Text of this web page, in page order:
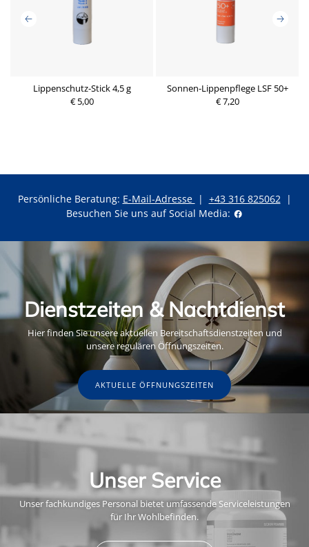
Lippenschutz-Stick 4,5 g
€ 5,00
Sonnen-Lippenpflege LSF 50+
€ 7,20
Persönliche Beratung: E-Mail-Adresse | +43 316 825062|
Besuchen Sie uns auf Social Media:
Dienstzeiten & Nachtdienst
Hier finden Sie unsere aktuellen Bereitschaftsdienstzeiten und
unsere regulären Öffnungszeiten.
AKTUELLE ÖFFNUNGSZEITEN
Unser Service
Unser fachkundiges Personal bietet umfassende Serviceleistungen
für Ihr Wohlbefinden.